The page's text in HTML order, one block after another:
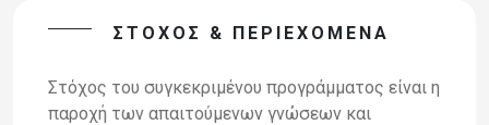
ΣΤΌΧΟΣ & ΠΕΡΙΕΧΌΜΕΝΑ
Στόχος του συγκεκριμένου προγράμματος είναι η
παροχή των απαιτούμενων γνώσεων και